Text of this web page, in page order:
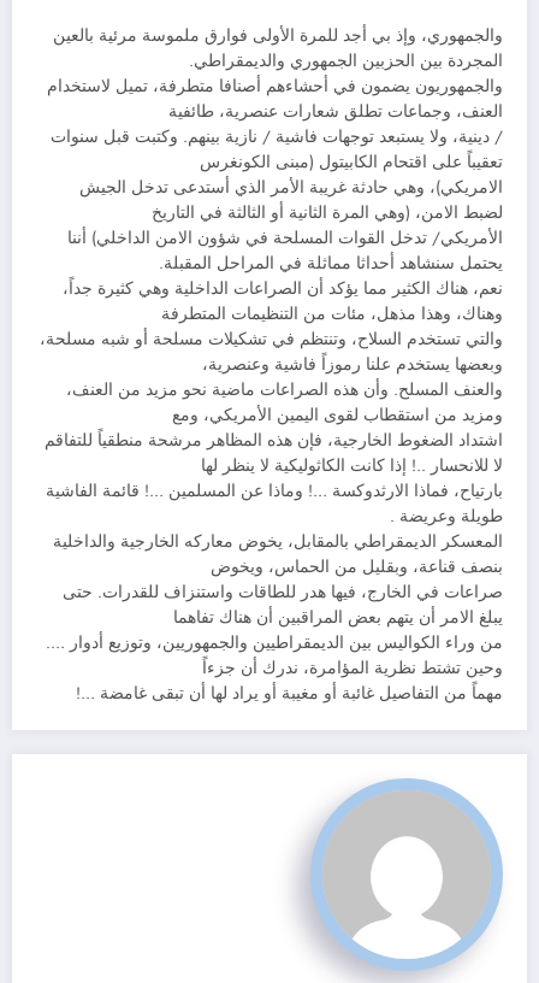
والجمهوري، وإذ بي أجد للمرة الأولى فوارق ملموسة مرئية بالعين
المجردة بين الحزبين الجمهوري والديمقراطي.
والجمهوريون يضمون في أحشاءهم أصنافا متطرفة، تميل لاستخدام
العنف، وجماعات تطلق شعارات عنصرية، طائفية
/ دينية، ولا يستبعد توجهات فاشية / نازية بينهم. وكتبت قبل سنوات
تعقيباً على اقتحام الكابيتول (مبنى الكونغرس
الامريكي)، وهي حادثة غريبة الأمر الذي أستدعى تدخل الجيش
لضبط الامن، (وهي المرة الثانية أو الثالثة في التاريخ
الأمريكي/ تدخل القوات المسلحة في شؤون الامن الداخلي) أننا
يحتمل سنشاهد أحداثا مماثلة في المراحل المقبلة.
نعم، هناك الكثير مما يؤكد أن الصراعات الداخلية وهي كثيرة جداً،
وهناك، وهذا مذهل، مئات من التنظيمات المتطرفة
والتي تستخدم السلاح، وتنتظم في تشكيلات مسلحة أو شبه مسلحة،
وبعضها يستخدم علنا رموزاً فاشية وعنصرية،
والعنف المسلح. وأن هذه الصراعات ماضية نحو مزيد من العنف،
ومزيد من استقطاب لقوى اليمين الأمريكي، ومع
اشتداد الضغوط الخارجية، فإن هذه المظاهر مرشحة منطقياً للتفاقم
لا للانحسار ..! إذا كانت الكاثوليكية لا ينظر لها
بارتياح، فماذا الارثدوكسة …! وماذا عن المسلمين …! قائمة الفاشية
طويلة وعريضة .
المعسكر الديمقراطي بالمقابل، يخوض معاركه الخارجية والداخلية
بنصف قناعة، وبقليل من الحماس، ويخوض
صراعات في الخارج، فيها هدر للطاقات واستنزاف للقدرات. حتى
يبلغ الامر أن يتهم بعض المراقبين أن هناك تفاهما
من وراء الكواليس بين الديمقراطيين والجمهوريين، وتوزيع أدوار ….
وحين تشتط نظرية المؤامرة، ندرك أن جزءاً
مهماً من التفاصيل غائبة أو مغيبة أو يراد لها أن تبقى غامضة …!